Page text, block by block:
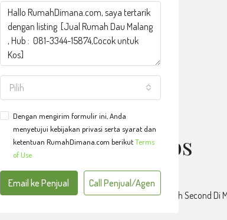
Untuk Kos
Dijual Di Malang,Rumah Malang Dijual,Rumah Second
Pilih
Dengan mengirim formulir ini, Anda
menyetujui kebijakan privasi serta syarat dan
ketentuan RumahDimana.com berikutTerms
of Use
Email ke Penjual Call Penjual/Agen